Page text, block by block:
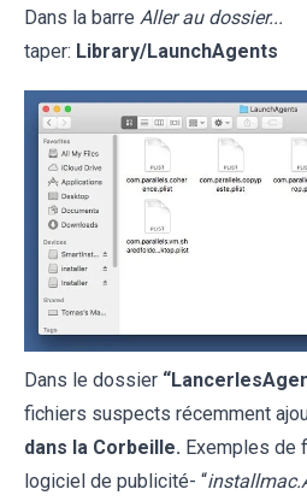
Dans la barre Aller au dossier...
taper: Library/LaunchAgents
Dans le dossier
fichiers suspects récemment
dans la Corbeille. Exemples de
logiciel de publicité- “